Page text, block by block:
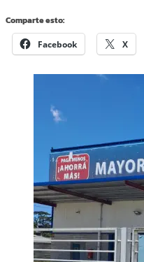
Comparte esto:
Facebook X